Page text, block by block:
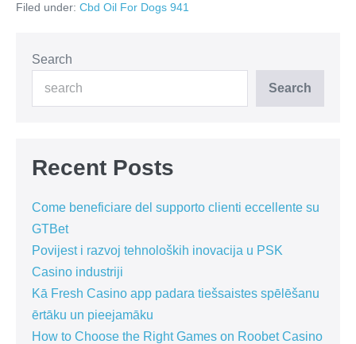
ist
wofür
wird
es
Filed under: Cbd Oil For Dogs 941
Search
Search
Recent Posts
Come beneficiare del supporto clienti eccellente su
GTBet
Povijest i razvoj tehnoloških inovacija u PSK
Casino industriji
Kā Fresh Casino app padara tiešsaistes spēlēšanu
ērtāku un pieejamāku
How to Choose the Right Games on Roobet Casino